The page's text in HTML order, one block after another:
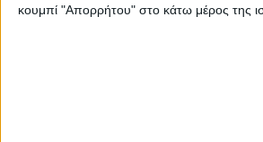
κουμπί "Απορρήτου" στο κάτω μέρος της